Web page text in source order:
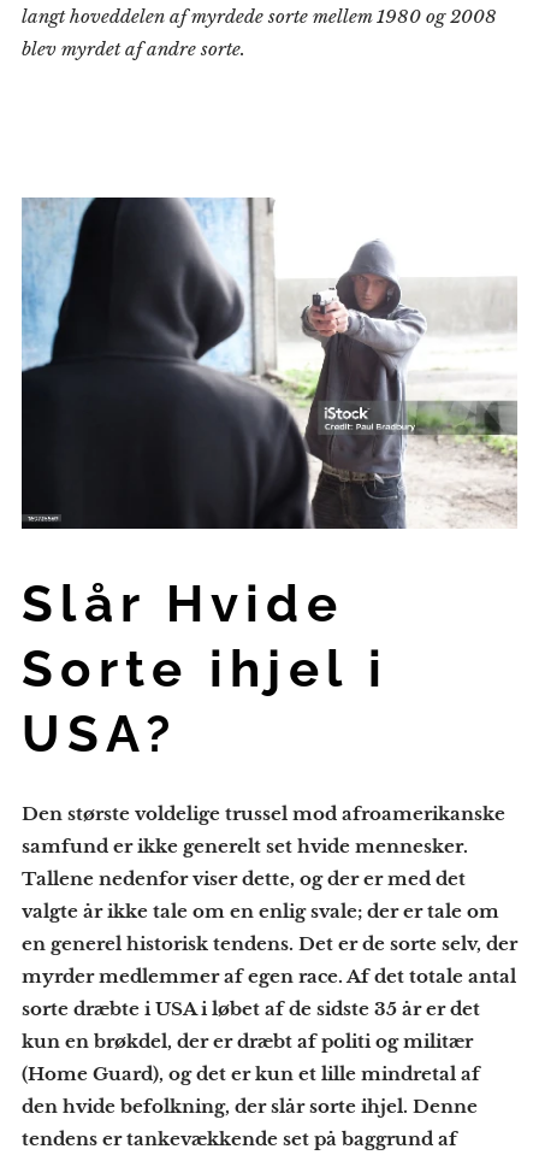
langt hoveddelen af myrdede sorte mellem 1980 og 2008
blev myrdet af andre sorte.
Slår Hvide
Sorte ihjel i
USA?
Den største voldelige trussel mod afroamerikanske
samfund er ikke generelt set hvide mennesker.
Tallene nedenfor viser dette, og der er med det
valgte år ikke tale om en enlig svale; der er tale om
en generel historisk tendens. Det er de sorte selv, der
myrder medlemmer af egen race. Af det totale antal
sorte dræbte i USA i løbet af de sidste 35 år er det
kun en brøkdel, der er dræbt af politi og militær
(Home Guard), og det er kun et lille mindretal af
den hvide befolkning, der slår sorte ihjel. Denne
tendens er tankevækkende set på baggrund af